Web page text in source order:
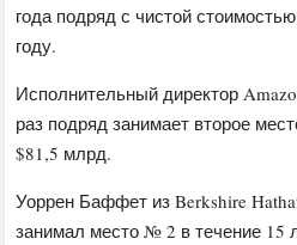
года подряд с чистой
году.
Исполнительный директор
раз подряд занимает второе
$81,5 млрд.
Уоррен Баффет из Berkshire
занимал место № 2 в течение 15